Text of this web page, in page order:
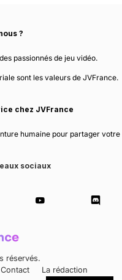
?
passionnés de jeu vidéo.
sont les valeurs de JVFrance.
chez JVFrance
humaine pour partager votre
sociaux
réservés.
Contact La rédaction